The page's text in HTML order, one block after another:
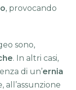
, provocando
sono,
. In altri casi,
di un’ernia
all’assunzione